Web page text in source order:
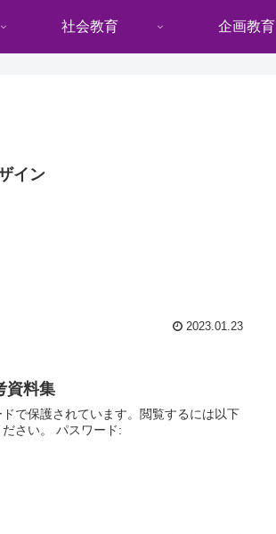
社会教育 企画教育
イン
2023.01.23
資料集
で保護されています。閲覧するには以下
さい。 パスワード: